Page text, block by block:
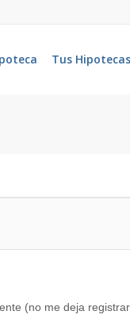
Tus Hipotecas
(no me deja